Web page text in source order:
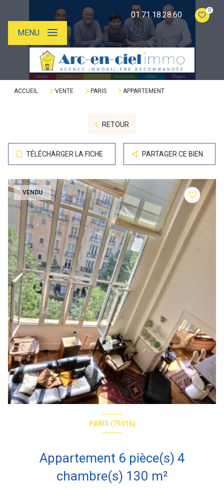
01.71.18.28.60
0
MENU
ACCUEIL VENTE PARIS APPARTEMENT
RETOUR
TÉLÉCHARGER LA FICHE PARTAGER CE BIEN
VENDU
PARIS (75016)
Appartement 6 pièce(s) 4
chambre(s) 130 m²